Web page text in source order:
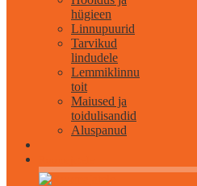
hügieen
Linnupuurid
Tarvikud
lindudele
Lemmiklinnu
toit
Maiused ja
toidulisandid
Aluspanud